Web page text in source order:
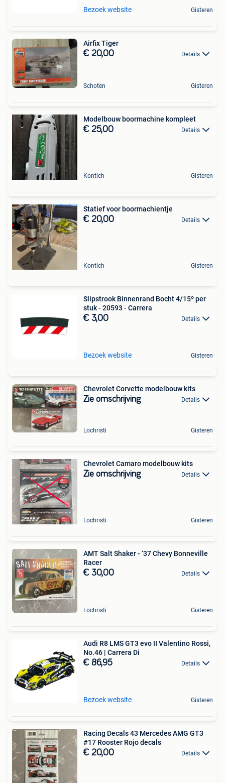
Bezoek website Gisteren
Airfix Tiger
€ 20,00 Details
Schoten Gisteren
Modelbouw boormachine kompleet
€ 25,00 Details
Kontich Gisteren
Statief voor boormachientje
€ 20,00 Details
Kontich Gisteren
Slipstrook Binnenrand Bocht 4/15º per
stuk - 20593 - Carrera
€ 3,00 Details
Bezoek website Gisteren
Chevrolet Corvette modelbouw kits
Zie omschrijving Details
Lochristi Gisteren
Chevrolet Camaro modelbouw kits
Zie omschrijving Details
Lochristi Gisteren
AMT Salt Shaker - ‘37 Chevy Bonneville
Racer
€ 30,00 Details
Lochristi Gisteren
Audi R8 LMS GT3 evo II Valentino Rossi,
No.46 | Carrera Di
€ 86,95 Details
Bezoek website Gisteren
Racing Decals 43 Mercedes AMG GT3
#17 Rooster Rojo decals
€ 20,00 Details